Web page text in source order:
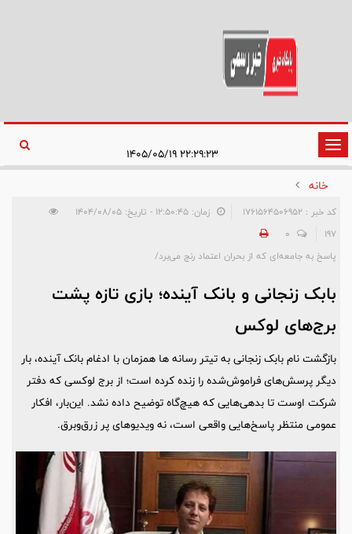
تغییر
وضعیت
ناوبری
خانه
کد خبر : 1761564506952
زمان: ۱۲:۵۰:۴۵ - تاریخ: ۱۴۰۴/۰۸/۰۵
197
0
پاسخ به جامعه‌ای که از بحران اعتماد رنج می‌برد/
بابک زنجانی و بانک آینده؛ بازی تازه پشت
برج‌های لوکس
بازگشت نام بابک زنجانی به تیتر رسانه ها همزمان با ادغام بانک آینده، بار
دیگر پرسش‌های فراموش‌شده را زنده کرده است؛ از برج لوکسی که دفتر
شرکت اوست تا بدهی‌هایی که هیچ‌گاه توضیح داده نشد. این‌بار، افکار
عمومی منتظر پاسخ‌هایی واقعی است، نه ویدیوهای پر زرق‌وبرق.